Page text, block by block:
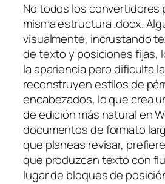
No todos los convertidores
misma estructura .docx.
visualmente, incrustando
de texto y posiciones fijas,
la apariencia pero dificulta
reconstruyen estilos de
encabezados, lo que crea
de edición más natural en
documentos de formato
que planeas revisar,
que produzcan texto con
lugar de bloques de